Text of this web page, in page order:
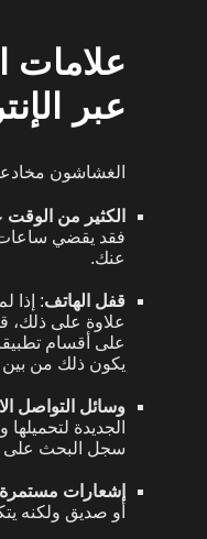
عبر
الغشاشون مخادعون
الكثير من الوقت
فقد يقضي ساعات
عنك.
قفل الهاتف: إذا
علاوة على ذلك،
على أقسام
يكون ذلك من
وسائل التواصل
الجديدة
سجل البحث على
إشعارات
أو صديق ولكنه